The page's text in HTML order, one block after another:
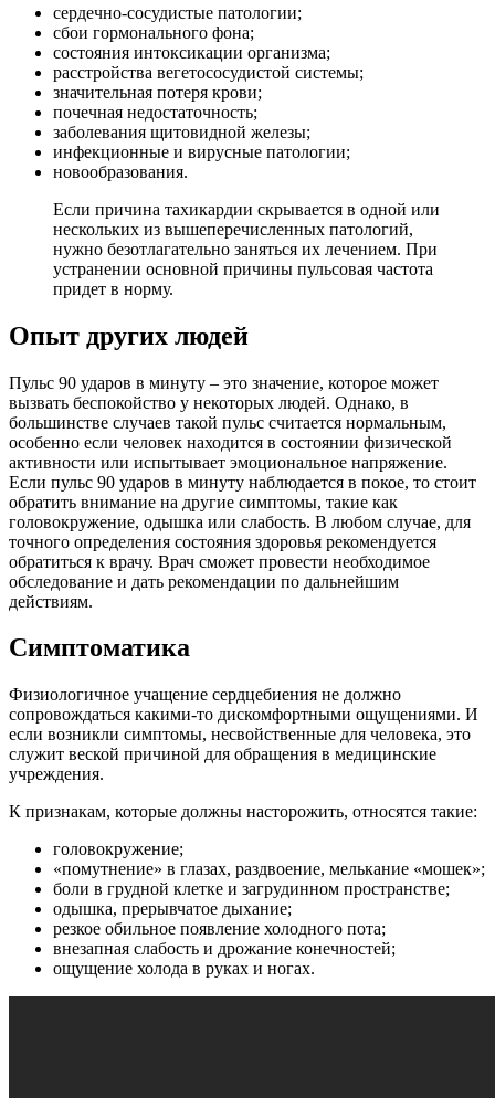
сердечно-сосудистые патологии;
сбои гормонального фона;
состояния интоксикации организма;
расстройства вегетососудистой системы;
значительная потеря крови;
почечная недостаточность;
заболевания щитовидной железы;
инфекционные и вирусные патологии;
новообразования.
Если причина тахикардии скрывается в одной или
нескольких из вышеперечисленных патологий,
нужно безотлагательно заняться их лечением. При
устранении основной причины пульсовая частота
придет в норму.
Опыт других людей
Пульс 90 ударов в минуту – это значение, которое может
вызвать беспокойство у некоторых людей. Однако, в
большинстве случаев такой пульс считается нормальным,
особенно если человек находится в состоянии физической
активности или испытывает эмоциональное напряжение.
Если пульс 90 ударов в минуту наблюдается в покое, то стоит
обратить внимание на другие симптомы, такие как
головокружение, одышка или слабость. В любом случае, для
точного определения состояния здоровья рекомендуется
обратиться к врачу. Врач сможет провести необходимое
обследование и дать рекомендации по дальнейшим
действиям.
Симптоматика
Физиологичное учащение сердцебиения не должно
сопровождаться какими-то дискомфортными ощущениями. И
если возникли симптомы, несвойственные для человека, это
служит веской причиной для обращения в медицинские
учреждения.
К признакам, которые должны насторожить, относятся такие:
головокружение;
«помутнение» в глазах, раздвоение, мелькание «мошек»;
боли в грудной клетке и загрудинном пространстве;
одышка, прерывчатое дыхание;
резкое обильное появление холодного пота;
внезапная слабость и дрожание конечностей;
ощущение холода в руках и ногах.